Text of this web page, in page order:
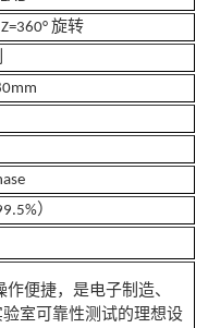
Z=360° 旋转
）
便捷，是电子制造、
室可靠性测试的理想设